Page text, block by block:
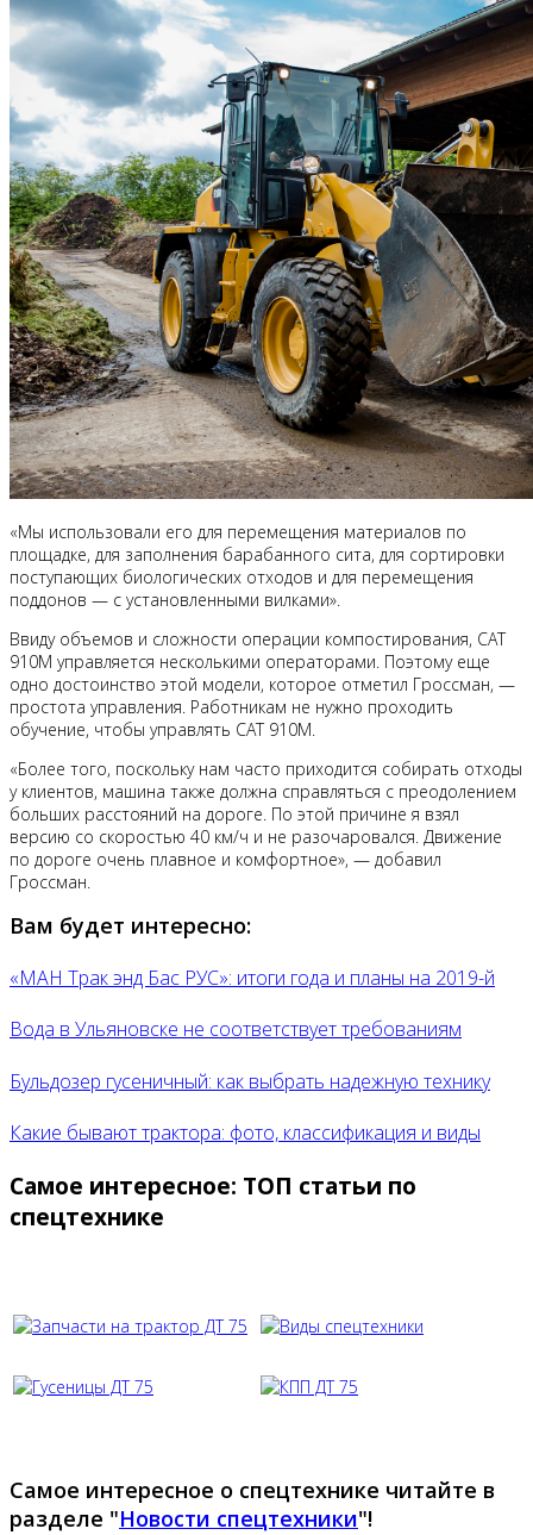
«Мы использовали его для перемещения материалов по
площадке, для заполнения барабанного сита, для сортировки
поступающих биологических отходов и для перемещения
поддонов — с установленными вилками».
Ввиду объемов и сложности операции компостирования, CAT
910M управляется несколькими операторами. Поэтому еще
одно достоинство этой модели, которое отметил Гроссман, —
простота управления. Работникам не нужно проходить
обучение, чтобы управлять CAT 910M.
«Более того, поскольку нам часто приходится собирать отходы
у клиентов, машина также должна справляться с преодолением
больших расстояний на дороге. По этой причине я взял
версию со скоростью 40 км/ч и не разочаровался. Движение
по дороге очень плавное и комфортное», — добавил
Гроссман.
Вам будет интересно:
«МАН Трак энд Бас РУС»: итоги года и планы на 2019-й
Вода в Ульяновске не соответствует требованиям
Бульдозер гусеничный: как выбрать надежную технику
Какие бывают трактора: фото, классификация и виды
Самое интересное: ТОП статьи по
спецтехнике
Самое интересное о спецтехнике читайте в
разделе "Новости спецтехники"!